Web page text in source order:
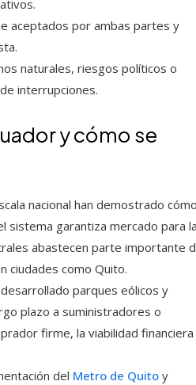
aceptados por ambas partes y
naturales, riesgos políticos o
interrupciones.
y cómo se
nacional han demostrado cómo
sistema garantiza mercado para la
abastecen parte importante
ciudades como Quito.
parques eólicos y
plazo a suministradores o
firme, la viabilidad financiera
del Metro de Quito y